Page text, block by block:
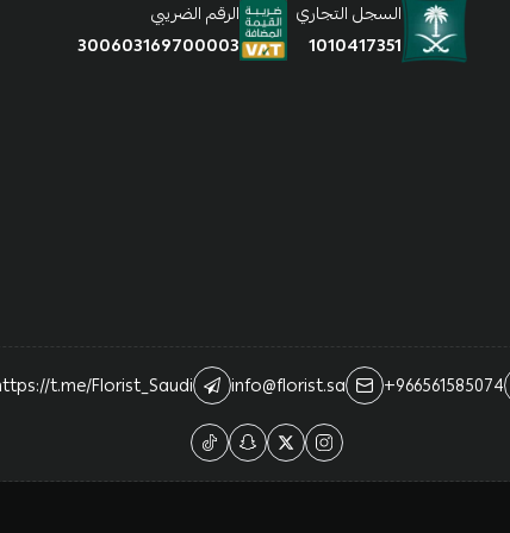
السجل التجاري
1010417351
الرقم الضريبي
300603169700003
+966561585074
info@florist.sa
t.me/Florist_Saudi